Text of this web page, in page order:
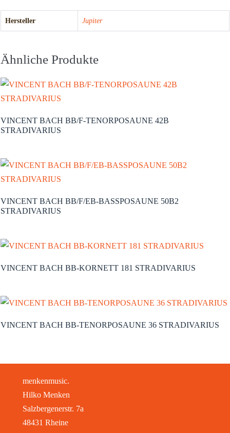
Hersteller Jupiter
Ähnliche Produkte
VINCENT BACH BB/F-TENORPOSAUNE 42B
STRADIVARIUS
VINCENT BACH BB/F/EB-BASSPOSAUNE 50B2
STRADIVARIUS
VINCENT BACH BB-KORNETT 181 STRADIVARIUS
VINCENT BACH BB-TENORPOSAUNE 36 STRADIVARIUS
menkenmusic.
Hilko Menken
Salzbergenerstr. 7a
48431 Rheine